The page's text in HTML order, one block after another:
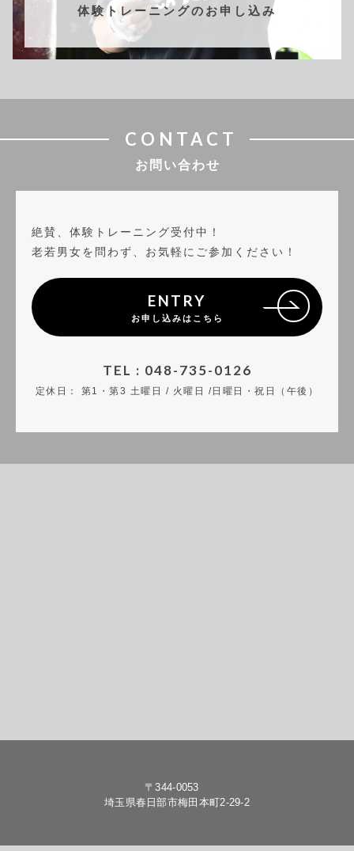
体験トレーニングのお申し込み
CONTACT
お問い合わせ
絶賛、体験トレーニング受付中！
老若男女を問わず、お気軽にご参加ください！
ENTRY
お申し込みはこちら
TEL : 048-735-0126
定休日： 第1・第3 土曜日 / 火曜日 /日曜日・祝日（午後）
〒344-0053
埼玉県春日部市梅田本町2-29-2